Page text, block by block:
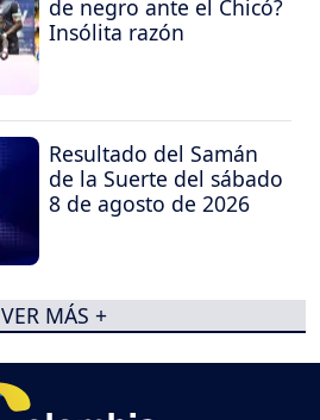
de negro ante el Chicó?
Insólita razón
Resultado del Samán
de la Suerte del sábado
8 de agosto de 2026
VER MÁS +